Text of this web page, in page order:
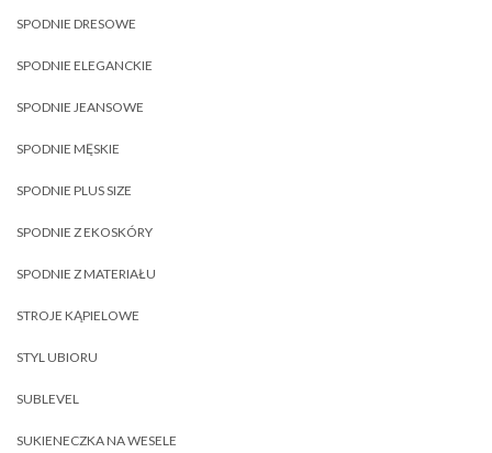
SPODNIE DRESOWE
SPODNIE ELEGANCKIE
SPODNIE JEANSOWE
SPODNIE MĘSKIE
SPODNIE PLUS SIZE
SPODNIE Z EKOSKÓRY
SPODNIE Z MATERIAŁU
STROJE KĄPIELOWE
STYL UBIORU
SUBLEVEL
SUKIENECZKA NA WESELE